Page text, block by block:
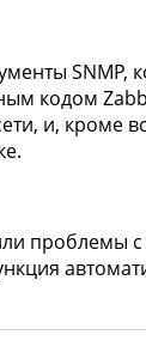
кодом
и,